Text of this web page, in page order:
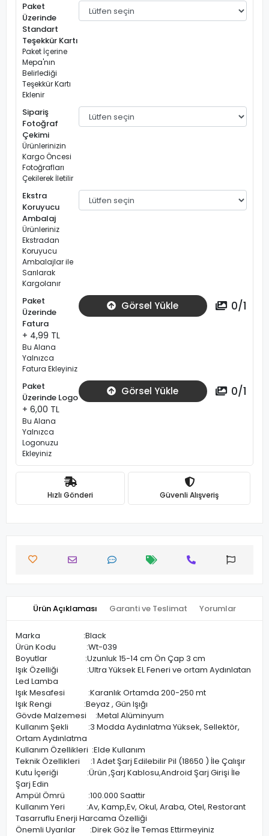
Paket
Üzerinde
Standart
Teşekkür Kartı
Paket İçerine
Mepa'nın
Belirlediği
Teşekkür Kartı
Eklenir
Sipariş
Fotoğraf
Çekimi
Ürünlerinizin
Kargo Öncesi
Fotoğrafları
Çekilerek İletilir
Ekstra
Koruyucu
Ambalaj
Ürünleriniz
Ekstradan
Koruyucu
Ambalajlar ile
Sarılarak
Kargolanır
Paket
Üzerinde
Fatura
+ 4,99 TL
Bu Alana
Yalnızca
Fatura Ekleyiniz
Görsel Yükle 0/1
Paket
Üzerinde Logo
+ 6,00 TL
Bu Alana
Yalnızca
Logonuzu
Ekleyiniz
Görsel Yükle 0/1
Hızlı Gönderi Güvenli Alışveriş
Ürün Açıklaması Garanti ve Teslimat Yorumlar
Marka :Black
Ürün Kodu :Wt-039
Boyutlar :Uzunluk 15-14 cm Ön Çap 3 cm
Işık Özelliği :Ultra Yüksek EL Feneri ve ortam Aydınlatan
Led Lamba
Işık Mesafesi :Karanlık Ortamda 200-250 mt
Işık Rengi :Beyaz , Gün Işığı
Gövde Malzemesi :Metal Alüminyum
Kullanım Şekli :3 Modda Aydınlatma Yüksek, Sellektör,
Ortam Aydınlatma
Kullanım Özellikleri :Elde Kullanım
Teknik Özellikleri :1 Adet Şarj Edilebilir Pil (18650 ) İle Çalışır
Kutu İçeriği :Ürün ,Şarj Kablosu,Android Şarj Girişi İle
Şarj Edin
Ampül Ömrü :100.000 Saattir
Kullanım Yeri :Av, Kamp,Ev, Okul, Araba, Otel, Restorant
Tasarruflu Enerji Harcama Özelliği
Önemli Uyarılar :Direk Göz İle Temas Ettirmeyiniz